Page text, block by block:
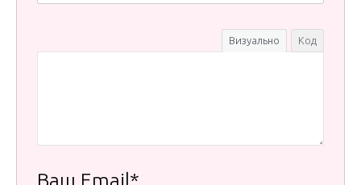
Визуально Код
Ваш Email*